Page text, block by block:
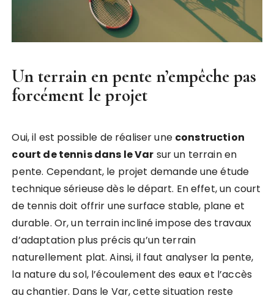
Un terrain en pente n’empêche pas
forcément le projet
Oui, il est possible de réaliser une construction
court de tennis dans le Var sur un terrain en
pente. Cependant, le projet demande une étude
technique sérieuse dès le départ. En effet, un court
de tennis doit offrir une surface stable, plane et
durable. Or, un terrain incliné impose des travaux
d’adaptation plus précis qu’un terrain
naturellement plat. Ainsi, il faut analyser la pente,
la nature du sol, l’écoulement des eaux et l’accès
au chantier. Dans le Var, cette situation reste